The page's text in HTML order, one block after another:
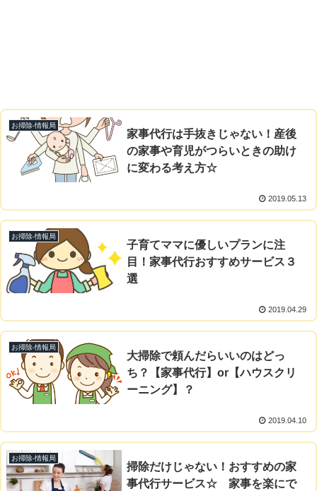
お掃除-情報局
家事代行は手抜きじゃない！産後
の家事や育児がつらいときの助け
に変わる考え方☆
2019.05.13
お掃除-情報局
子育てママに優しいプランに注
目！家事代行おすすめサービス３
選
2019.04.29
お掃除-情報局
大掃除で頼んだらいいのはどっ
ち？【家事代行】or【ハウスクリ
ーニング】？
2019.04.10
お掃除-情報局
掃除だけじゃない！おすすめの家
事代行サービス☆ 家事を楽にで